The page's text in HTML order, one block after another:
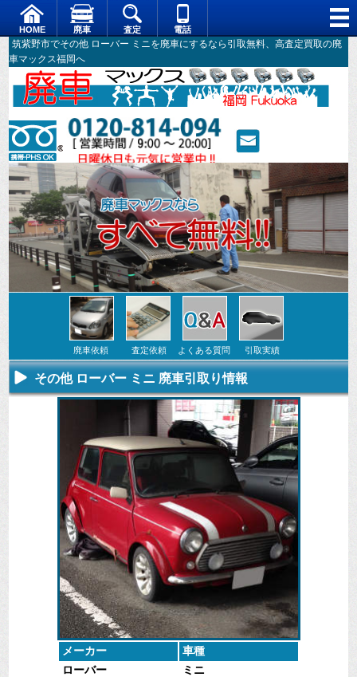
筑紫野市でその他 ローバー ミニを廃車にするなら引取無料、高査定買取の廃
車マックス福岡へ
HOME 廃車 査定 電話
廃車依頼
不要になった
車の廃車手続
査定依頼
専門スタッフ
がしっかりと
査定いたしま
よくある質問
廃車全般に関
するよくある
質問
にお答えしま
引取実績
廃車で引取っ
た車や下取で
買取った車の
実績データ
その他 ローバー ミニ 廃車引取り情報
メーカー
車種
ローバー
ミニ